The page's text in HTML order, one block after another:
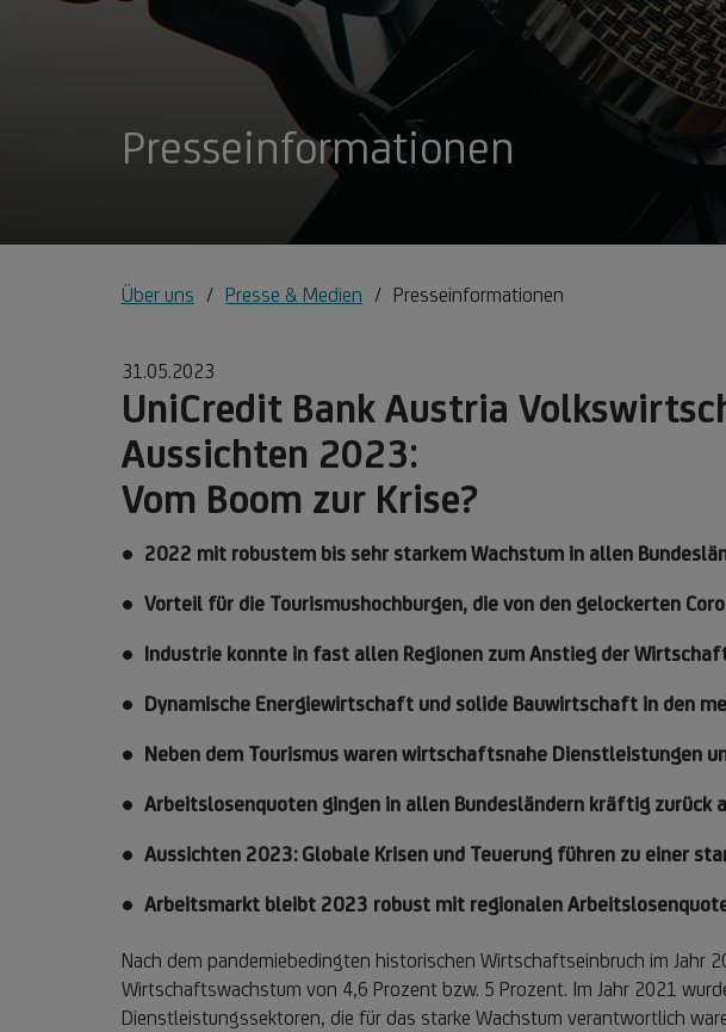
Presseinformationen
Über uns Presse & Medien Presseinformationen
31.05.2023
UniCredit Bank Austria
Aussichten 2023:
Vom Boom zur Krise?
2022 mit robustem bis sehr starkem Wachstum in allen
Vorteil für die Tourismushochburgen, die von den gelockerten
Industrie konnte in fast allen Regionen zum Anstieg der
Dynamische Energiewirtschaft und solide Bauwirtschaft in den
Neben dem Tourismus waren wirtschaftsnahe Dienstleistungen
Arbeitslosenquoten gingen in allen Bundesländern kräftig
Aussichten 2023: Globale Krisen und Teuerung führen zu einer
Arbeitsmarkt bleibt 2023 robust mit regionalen
Nach dem pandemiebedingten historischen Wirtschaftseinbruch im Jahr
Wirtschaftswachstum von 4,6 Prozent bzw. 5 Prozent. Im Jahr 2021
Dienstleistungssektoren, die für das starke Wachstum verantwortlich